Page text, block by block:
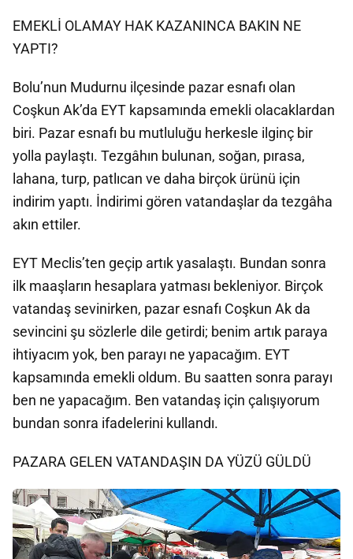
EMEKLİ OLAMAY HAK KAZANINCA BAKIN NE
YAPTI?
Bolu’nun Mudurnu ilçesinde pazar esnafı olan
Coşkun Ak’da EYT kapsamında emekli olacaklardan
biri. Pazar esnafı bu mutluluğu herkesle ilginç bir
yolla paylaştı. Tezgâhın bulunan, soğan, pırasa,
lahana, turp, patlıcan ve daha birçok ürünü için
indirim yaptı. İndirimi gören vatandaşlar da tezgâha
akın ettiler.
EYT Meclis’ten geçip artık yasalaştı. Bundan sonra
ilk maaşların hesaplara yatması bekleniyor. Birçok
vatandaş sevinirken, pazar esnafı Coşkun Ak da
sevincini şu sözlerle dile getirdi; benim artık paraya
ihtiyacım yok, ben parayı ne yapacağım. EYT
kapsamında emekli oldum. Bu saatten sonra parayı
ben ne yapacağım. Ben vatandaş için çalışıyorum
bundan sonra ifadelerini kullandı.
PAZARA GELEN VATANDAŞIN DA YÜZÜ GÜLDÜ